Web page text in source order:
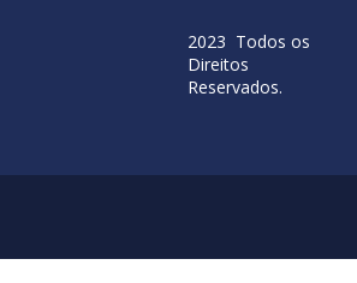
2023 Todos os
Direitos
Reservados.